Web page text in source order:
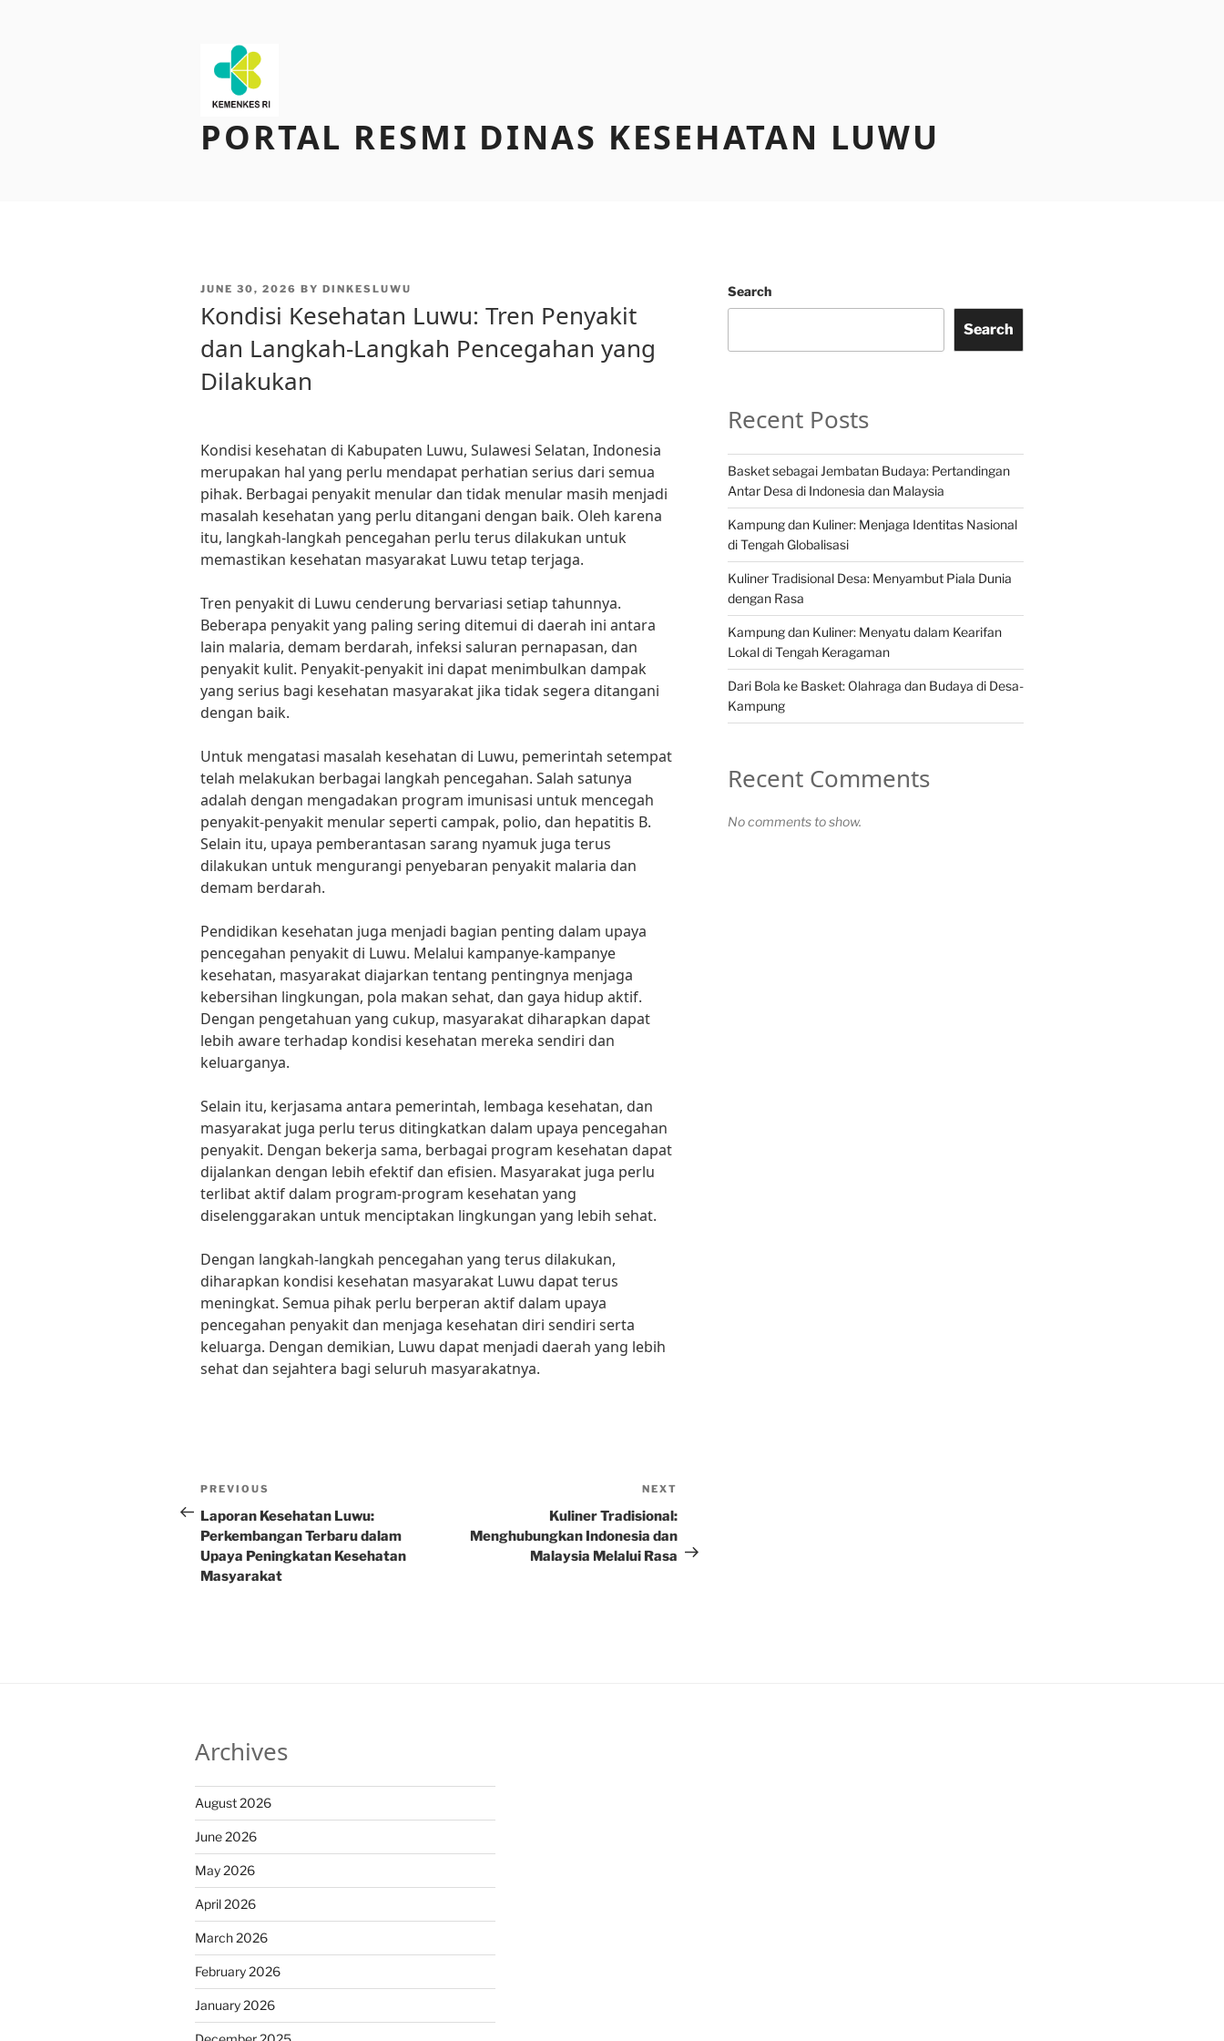
PORTAL RESMI DINAS KESEHATAN LUWU
POSTED
JUNE 30, 2026 BY DINKESLUWU
Kondisi Kesehatan Luwu: Tren Penyakit
dan Langkah-Langkah Pencegahan yang
Dilakukan
Kondisi kesehatan di Kabupaten Luwu, Sulawesi Selatan, Indonesia
merupakan hal yang perlu mendapat perhatian serius dari semua
pihak. Berbagai penyakit menular dan tidak menular masih menjadi
masalah kesehatan yang perlu ditangani dengan baik. Oleh karena
itu, langkah-langkah pencegahan perlu terus dilakukan untuk
memastikan kesehatan masyarakat Luwu tetap terjaga.
Tren penyakit di Luwu cenderung bervariasi setiap tahunnya.
Beberapa penyakit yang paling sering ditemui di daerah ini antara
lain malaria, demam berdarah, infeksi saluran pernapasan, dan
penyakit kulit. Penyakit-penyakit ini dapat menimbulkan dampak
yang serius bagi kesehatan masyarakat jika tidak segera ditangani
dengan baik.
Untuk mengatasi masalah kesehatan di Luwu, pemerintah setempat
telah melakukan berbagai langkah pencegahan. Salah satunya
adalah dengan mengadakan program imunisasi untuk mencegah
penyakit-penyakit menular seperti campak, polio, dan hepatitis B.
Selain itu, upaya pemberantasan sarang nyamuk juga terus
dilakukan untuk mengurangi penyebaran penyakit malaria dan
demam berdarah.
Pendidikan kesehatan juga menjadi bagian penting dalam upaya
pencegahan penyakit di Luwu. Melalui kampanye-kampanye
kesehatan, masyarakat diajarkan tentang pentingnya menjaga
kebersihan lingkungan, pola makan sehat, dan gaya hidup aktif.
Dengan pengetahuan yang cukup, masyarakat diharapkan dapat
lebih aware terhadap kondisi kesehatan mereka sendiri dan
keluarganya.
Selain itu, kerjasama antara pemerintah, lembaga kesehatan, dan
masyarakat juga perlu terus ditingkatkan dalam upaya pencegahan
penyakit. Dengan bekerja sama, berbagai program kesehatan dapat
dijalankan dengan lebih efektif dan efisien. Masyarakat juga perlu
terlibat aktif dalam program-program kesehatan yang
diselenggarakan untuk menciptakan lingkungan yang lebih sehat.
Dengan langkah-langkah pencegahan yang terus dilakukan,
diharapkan kondisi kesehatan masyarakat Luwu dapat terus
meningkat. Semua pihak perlu berperan aktif dalam upaya
pencegahan penyakit dan menjaga kesehatan diri sendiri serta
keluarga. Dengan demikian, Luwu dapat menjadi daerah yang lebih
sehat dan sejahtera bagi seluruh masyarakatnya.
Post
navigation
Previous
Post
PREVIOUS
Laporan Kesehatan Luwu:
Perkembangan Terbaru dalam
Upaya Peningkatan Kesehatan
Masyarakat
Post
NEXT
Kuliner Tradisional:
Menghubungkan Indonesia dan
Malaysia Melalui Rasa
Search
Search
Recent Posts
Basket sebagai Jembatan Budaya: Pertandingan
Antar Desa di Indonesia dan Malaysia
Kampung dan Kuliner: Menjaga Identitas Nasional
di Tengah Globalisasi
Kuliner Tradisional Desa: Menyambut Piala Dunia
dengan Rasa
Kampung dan Kuliner: Menyatu dalam Kearifan
Lokal di Tengah Keragaman
Dari Bola ke Basket: Olahraga dan Budaya di Desa-
Kampung
Recent Comments
No comments to show.
Archives
August 2026
June 2026
May 2026
April 2026
March 2026
February 2026
January 2026